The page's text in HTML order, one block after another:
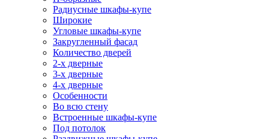
Радиусные шкафы-купе
Широкие
Угловые шкафы-купе
Закругленный фасад
Количество дверей
2-х дверные
3-х дверные
4-х дверные
Особенности
Во всю стену
Встроенные шкафы-купе
Под потолок